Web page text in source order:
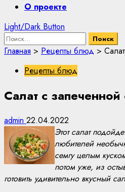
PrimaryО проекте
Light/Dark Button
Найти:
Главная > Рецепты блюд >
Рецепты блюд
Салат с запеченной
admin 22.04.2022
Этот салат
любителей
семгу целым
потом уже, из
готовить удивительно вкусный